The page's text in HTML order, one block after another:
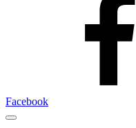
Facebook